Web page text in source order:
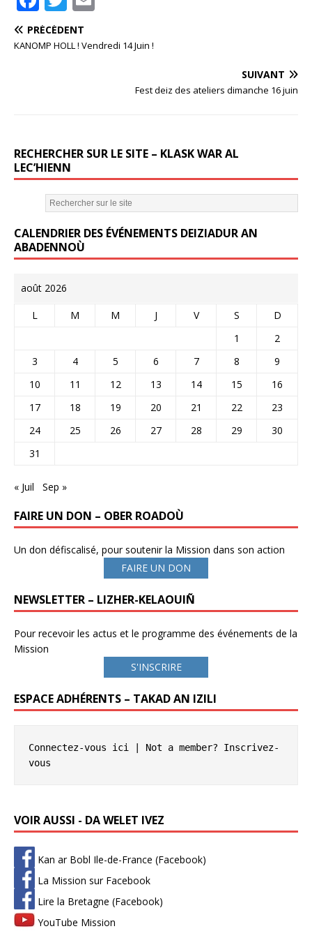
a
c
k
w
it ai
PRÉCÉDENT
KANOMP HOLL ! Vendredi 14 Juin !
SUIVANT
Fest deiz des ateliers dimanche 16 juin
RECHERCHER SUR LE SITE – KLASK WAR AL
LEC’HIENN
CALENDRIER DES ÉVÉNEMENTS DEIZIADUR AN
ABADENNOÙ
août 2026
L M M J V S
D
1
2
3
4 5 6 7 8
9
10
11 12 13 14 15
16
17
18 19 20 21 22
23
24
25 26 27 28 29
30
31
« Juil Sep »
FAIRE UN DON – OBER ROADOÙ
Un don défiscalisé, pour soutenir la Mission dans son action
FAIRE UN DON
NEWSLETTER – LIZHER-KELAOUIÑ
Pour recevoir les actus et le programme des événements de la
Mission
S'INSCRIRE
ESPACE ADHÉRENTS – TAKAD AN IZILI
Connectez-vous ici | Not a member? Inscrivez-
vous
VOIR AUSSI - DA WELET IVEZ
Kan ar Bobl Ile-de-France (Facebook)
La Mission sur Facebook
Lire la Bretagne (Facebook)
YouTube Mission